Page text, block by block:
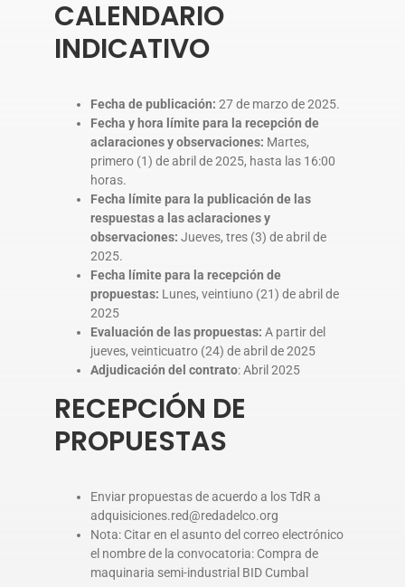
CALENDARIO
INDICATIVO
Fecha de publicación: 27 de marzo de 2025.
Fecha y hora límite para la recepción de
aclaraciones y observaciones: Martes,
primero (1) de abril de 2025, hasta las 16:00
horas.
Fecha límite para la publicación de las
respuestas a las aclaraciones y
observaciones: Jueves, tres (3) de abril de
2025.
Fecha límite para la recepción de
propuestas: Lunes, veintiuno (21) de abril de
2025
Evaluación de las propuestas: A partir del
jueves, veinticuatro (24) de abril de 2025
Adjudicación del contrato: Abril 2025
RECEPCIÓN DE
PROPUESTAS
Enviar propuestas de acuerdo a los TdR a
adquisiciones.red@redadelco.org
Nota: Citar en el asunto del correo electrónico
el nombre de la convocatoria: Compra de
maquinaria semi-industrial BID Cumbal